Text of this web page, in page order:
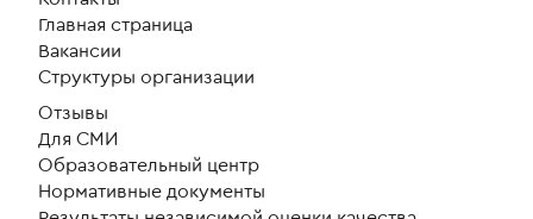
Главная страница
Вакансии
Структуры организации
Отзывы
Для СМИ
Образовательный центр
Нормативные документы